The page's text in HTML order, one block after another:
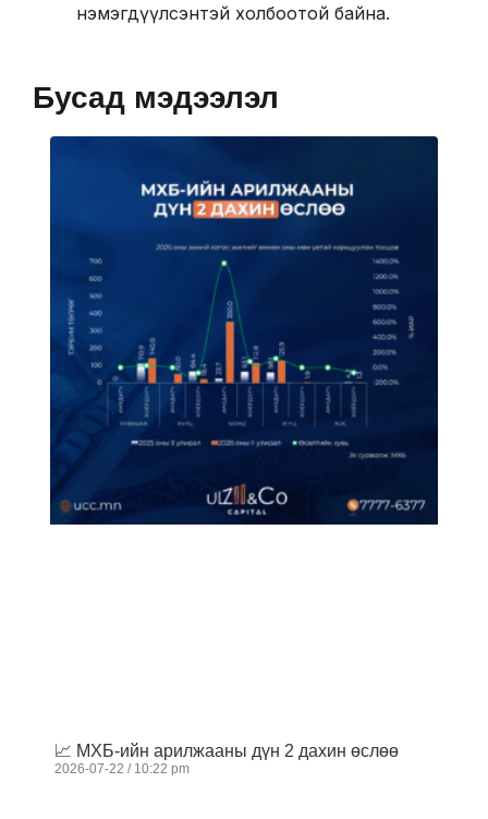
нэмэгдүүлсэнтэй холбоотой байна.
Бусад мэдээлэл
📈 МХБ-ийн арилжааны дүн 2 дахин өслөө
2026-07-22 10:22 pm